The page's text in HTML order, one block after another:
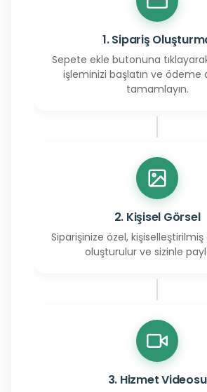
1. Sipariş
Sepete ekle butonuna
işleminizi başlatın ve ödeme
tamamlayın.
2. Kişisel Görsel
Siparişinize özel,
oluşturulur ve sizinle
3. Hizmet Videosu